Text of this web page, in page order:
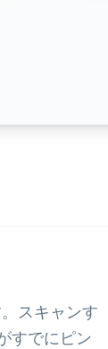
スキャンす
すでにピン